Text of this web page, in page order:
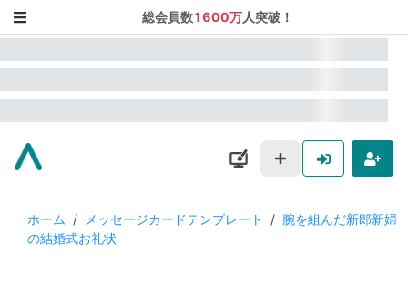
総会員数1600万人突破！
ホーム / メッセージカードテンプレート / 腕を組んだ新郎新婦
の結婚式お礼状